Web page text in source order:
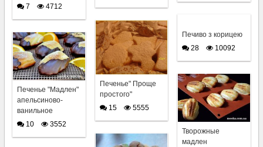
7
4712
Печиво з корицею
28
10092
Печенье" Проще
простого"
15
5555
Печенье "Мадлен"
апельсиново-
ванильное
10
3552
Творожные
мадлен